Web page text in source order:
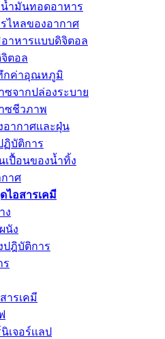
ำมันทอดอาหาร
ไหลของอากาศ
าหารแบบดิจิตอล
ตอล
กค่าอุณหภูมิ
ซจากปล่องระบาย
ซชีวภาพ
อากาศเเละฝุ่น
ฏิบัติการ
เปื้อนของน้ำทิ้ง
าศ
ไอสารเคมี
ง
นัง
ปฎิบัติการ
ร
ารเคมี
เจอร์เเลป